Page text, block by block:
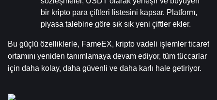
bir kripto para çiftleri listesini kapsar. Platform,
piyasa talebine göre sık sık yeni çiftler ekler.
Bu güçlü özelliklerle, FameEX, kripto vadeli işlemler ticaret
ortamını yeniden tanımlamaya devam ediyor, tüm tüccarlar
için daha kolay, daha güvenli ve daha karlı hale getiriyor.